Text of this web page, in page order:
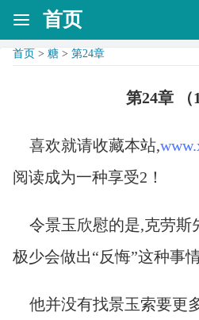
首页
首页 > 糖 > 第24章
第24章 （
喜欢就请收藏本站,
阅读成为一种享受2！
令景玉欣慰的是,克劳斯
极少会做出“反悔”这种事情
他并没有找景玉索要